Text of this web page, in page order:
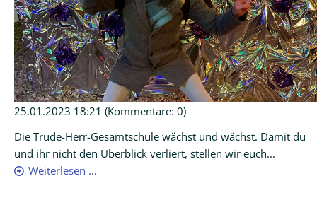
25.01.2023 18:21 (Kommentare: 0)
Die Trude-Herr-Gesamtschule wächst und wächst. Damit du
und ihr nicht den Überblick verliert, stellen wir euch...
Weiterlesen …